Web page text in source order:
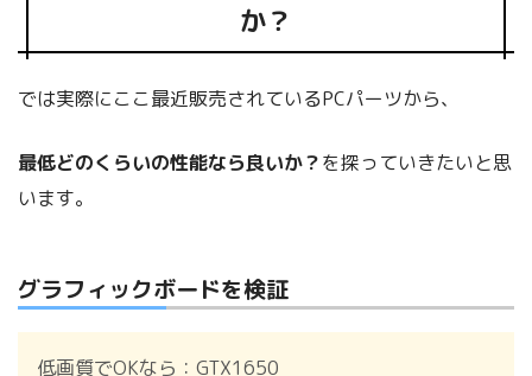
か？
では実際にここ最近販売されているPCパーツから、
最低どのくらいの性能なら良いか？を探っていきたいと思
います。
グラフィックボードを検証
低画質でOKなら：GTX1650